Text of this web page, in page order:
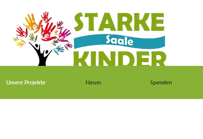
Unsere Projekte Neues Spenden